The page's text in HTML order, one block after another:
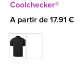
Coolchecker®
A partir de 17.91 €